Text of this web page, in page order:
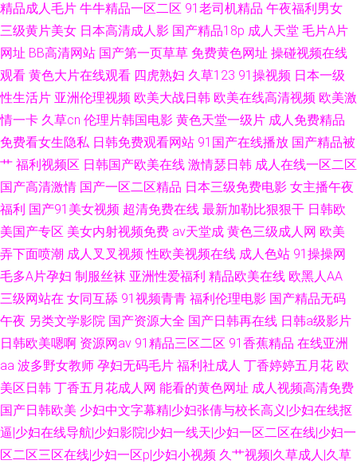
精品成人毛片 牛牛精品一区二区 91老司机精品 午夜福利男女
三级黄片美女 日本高清成人影 国产精品18p 成人天堂 毛片A片
网址 BB高清网站 国产第一页草草 免费黄色网址 操碰视频在线
观看 黄色大片在线观看 四虎熟妇 久草123 91操视频 日本一级
性生活片 亚洲伦理视频 欧美大战日韩 欧美在线高清视频 欧美激
情一卡 久草cn 伦理片韩国电影 黄色天堂一级片 成人免费精品
免费看女生隐私 日韩免费观看网站 91国产在线播放 国产精品被
艹 福利视频区 日韩国产欧美在线 激情瑟日韩 成人在线一区二区
国产高清激情 国产一区二区精品 日本三级免费电影 女主播午夜
福利 国产91美女视频 超清免费在线 最新加勒比狠狠干 日韩欧
美国产专区 美女内射视频免费 av天堂成 黄色三级成人网 欧美
弄下面喷潮 成人叉叉视频 性欧美视频在线 成人色站 91操操网
毛多A片孕妇 制服丝袜 亚洲性爱福利 精品欧美在线 欧黑人AA
三级网站在 女同互舔 91视频青青 福利伦理电影 国产精品无码
午夜 另类文学影院 国产资源大全 国产日韩再在线 日韩a级影片
日韩欧美嗯啊 资源网av 91精品三区二区 91香蕉精品 在线亚洲
aa 波多野女教师 孕妇无码毛片 福利社成人 丁香婷婷五月花 欧
美区日韩 丁香五月花成人网 能看的黄色网址 成人视频高清免费
国产日韩欧美 少妇中文字幕精|少妇张倩与校长高义|少妇在线抠
逼|少妇在线导航|少妇影院|少妇一线天|少妇一区二区在线|少妇一
区二区三区在线|少妇一区p|少妇小视频 久艹视频|久草成人|久草